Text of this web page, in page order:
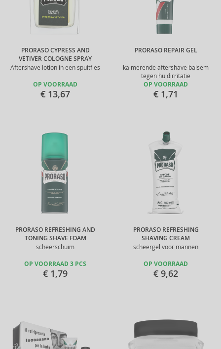
PRORASO CYPRESS AND
VETIVER COLOGNE SPRAY
Aftershave lotion in een spuitfles
OP VOORRAAD
€ 13,67
PRORASO REPAIR GEL
kalmerende aftershave balsem
tegen huidirritatie
OP VOORRAAD
€ 1,71
PRORASO REFRESHING AND
TONING SHAVE FOAM
scheerschuim
OP VOORRAAD 3 PCS
€ 1,79
PRORASO REFRESHING
SHAVING CREAM
scheergel voor mannen
OP VOORRAAD
€ 9,62